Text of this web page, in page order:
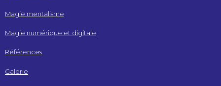
Magie mentalisme
Magie numérique et digitale
Références
Galerie